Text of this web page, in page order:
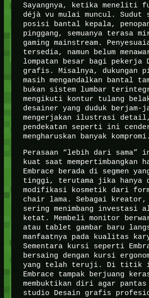
Sayangnya, ketika meneliti
déjà vu mulai muncul. Sudut
posisi bantal kepala,
pinggang, semuanya terasa
gaming mainstream.
tersedia, namun belum
lompatan besar bagi pekerja
grafis. Misalnya, dukungan
masih mengandalkan bantal
bukan sistem lumbar
mengikuti kontur tulang
desainer yang duduk berjam-
mengerjakan ilustrasi detail,
pendekatan seperti ini
mengharuskan banyak kompromi.
Perasaan “lebih dari sama”
kuat saat mempertimbangkan
Embrace berada di segmen
tinggi, terutama jika hanya
modifikasi kosmetik dari
chair lama. Sebagai
sering menimbang investasi
ketat. Membeli monitor
atau tablet gambar baru
manfaatnya pada kualitas
Sementara kursi seperti
bersaing dengan kursi
yang telah teruji. Di titik
Embrace tampak berjuang
membuktikan diri agar pantas
studio Desain grafis